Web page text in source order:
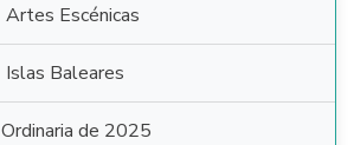
Artes Escénicas
Islas Baleares
Ordinaria de 2025